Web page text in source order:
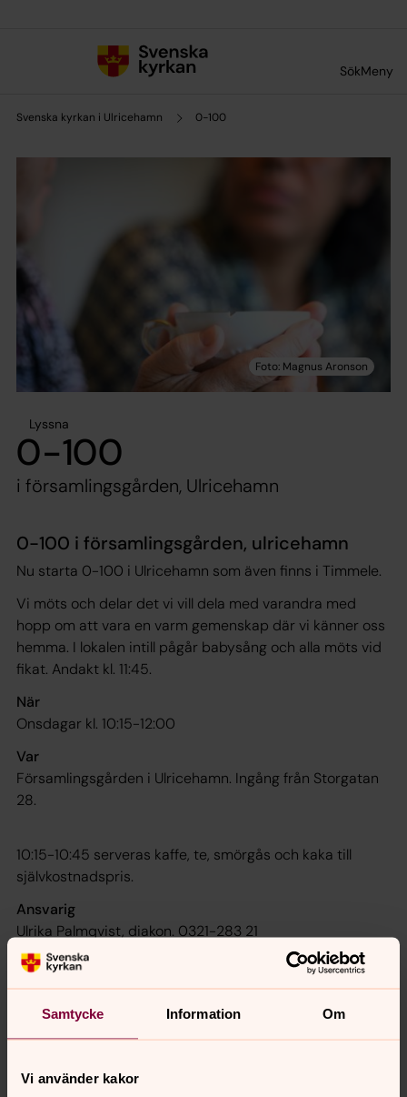
Samtycke Information Om
Vi använder kakor
SökMeny
Svenska kyrkan i Ulricehamn 0-100
Lyssna
0-100
i församlingsgården, Ulricehamn
0-100 i församlingsgården, ulricehamn
Nu starta 0-100 i Ulricehamn som även finns i Timmele.
Vi möts och delar det vi vill dela med varandra med
hopp om att vara en varm gemenskap där vi känner oss
hemma. I lokalen intill pågår babysång och alla möts vid
fikat. Andakt kl. 11:45.
När
Onsdagar kl. 10:15-12:00
Var
Församlingsgården i Ulricehamn. Ingång från Storgatan
28.
10:15-10:45 serveras kaffe, te, smörgås och kaka till
självkostnadspris.
Ansvarig
Ulrika Palmqvist, diakon. 0321-283 21
ulrika.palmqvist@svenskakyrkan.se
Senast ändrad 22 september 2021